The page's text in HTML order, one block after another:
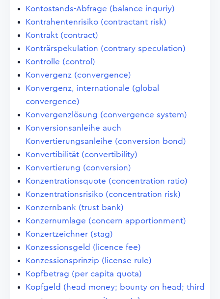
Kontostands-Abfrage (balance inquriy)
Kontrahentenrisiko (contractant risk)
Kontrakt (contract)
Konträrspekulation (contrary speculation)
Kontrolle (control)
Konvergenz (convergence)
Konvergenz, internationale (global
convergence)
Konvergenzlösung (convergence system)
Konversionsanleihe auch
Konvertierungsanleihe (conversion bond)
Konvertibilität (convertibility)
Konvertierung (conversion)
Konzentrationsquote (concentration ratio)
Konzentrationsrisiko (concentration risk)
Konzernbank (trust bank)
Konzernumlage (concern apportionment)
Konzertzeichner (stag)
Konzessionsgeld (licence fee)
Konzessionsprinzip (license rule)
Kopfbetrag (per capita quota)
Kopfgeld (head money; bounty on head; third